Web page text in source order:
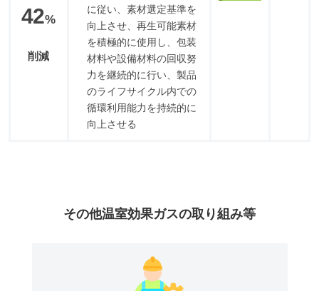
42%
削減
に従い、素材選定基準を
向上させ、再生可能素材
を積極的に使用し、包装
材料や設備材料の回収努
力を継続的に行い、製品
のライフサイクル内での
循環利用能力を持続的に
向上させる
その他温室効果ガスの取り組み等